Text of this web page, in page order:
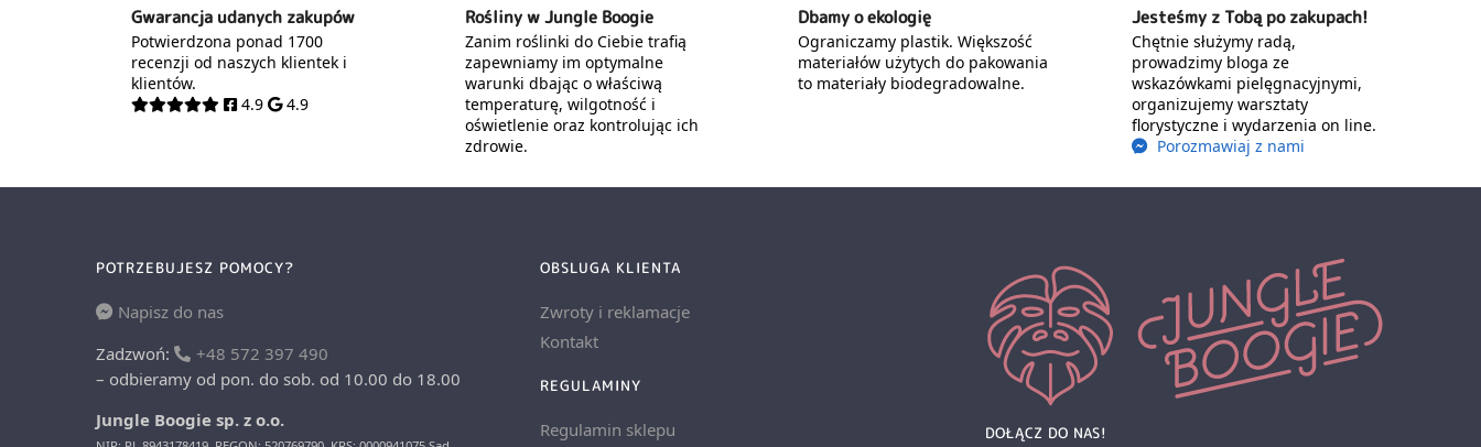
Gwarancja udanych zakupów
Potwierdzona ponad 1700
recenzji od naszych klientek i
klientów.
4.9
4.9
Rośliny w Jungle Boogie
Zanim roślinki do Ciebie trafią
zapewniamy im optymalne
warunki dbając o właściwą
temperaturę, wilgotność i
oświetlenie oraz kontrolując ich
zdrowie.
Dbamy o ekologię
Ograniczamy plastik. Większość
materiałów użytych do pakowania
to materiały biodegradowalne.
Jesteśmy z Tobą po zakupach!
Chętnie służymy radą,
prowadzimy bloga ze
wskazówkami pielęgnacyjnymi,
organizujemy warsztaty
florystyczne i wydarzenia on line.
Porozmawiaj z nami
POTRZEBUJESZ POMOCY?
Napisz do nas
Zadzwoń:
+48 572 397 490
– odbieramy od pon. do sob. od 10.00 do 18.00
Jungle Boogie sp. z o.o.
OBSLUGA KLIENTA
Zwroty i reklamacje
Kontakt
REGULAMINY
Regulamin sklepu DOŁĄCZ DO NAS!